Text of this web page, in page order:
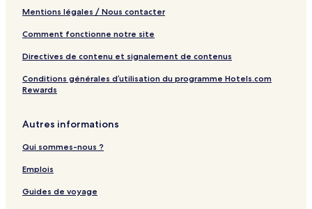
Mentions légales / Nous contacter
Comment fonctionne notre site
Directives de contenu et signalement de contenus
Conditions générales d’utilisation du programme Hotels.com
Rewards
Autres informations
Qui sommes-nous ?
Emplois
Guides de voyage